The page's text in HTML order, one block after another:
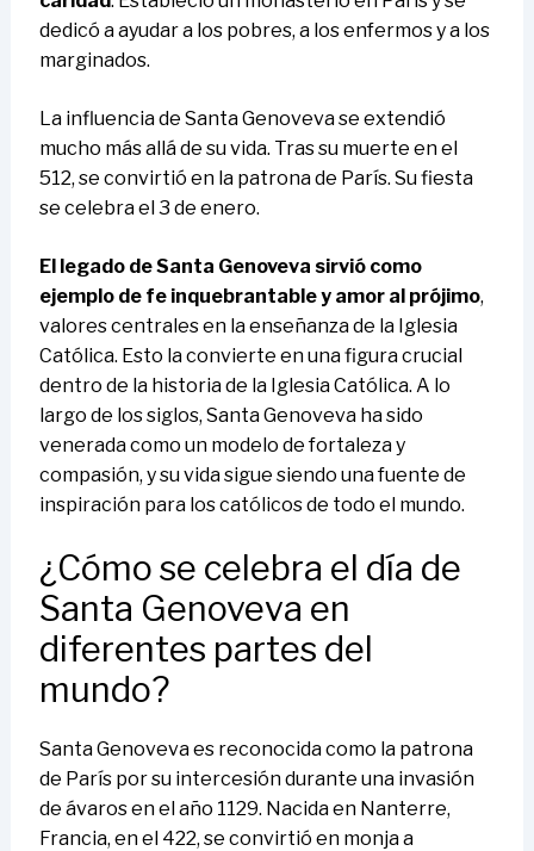
dedicó a ayudar a los pobres, a los enfermos y a los
marginados.
La influencia de Santa Genoveva se extendió
mucho más allá de su vida. Tras su muerte en el
512, se convirtió en la patrona de París. Su fiesta
se celebra el 3 de enero.
El legado de Santa Genoveva sirvió como
ejemplo de fe inquebrantable y amor al prójimo,
valores centrales en la enseñanza de la Iglesia
Católica. Esto la convierte en una figura crucial
dentro de la historia de la Iglesia Católica. A lo
largo de los siglos, Santa Genoveva ha sido
venerada como un modelo de fortaleza y
compasión, y su vida sigue siendo una fuente de
inspiración para los católicos de todo el mundo.
¿Cómo se celebra el día de
Santa Genoveva en
diferentes partes del
mundo?
Santa Genoveva es reconocida como la patrona
de París por su intercesión durante una invasión
de ávaros en el año 1129. Nacida en Nanterre,
Francia, en el 422, se convirtió en monja a